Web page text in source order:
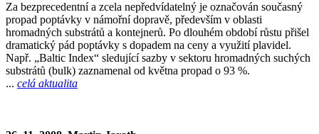
Za bezprecedentní a zcela nepředvídatelný je označován současný
propad poptávky v námořní dopravě, především v oblasti
hromadných substrátů a kontejnerů. Po dlouhém období růstu přišel
dramatický pád poptávky s dopadem na ceny a využití plavidel.
Např. „Baltic Index“ sledující sazby v sektoru hromadných suchých
substrátů (bulk) zaznamenal od května propad o 93 %.
... celá aktualita